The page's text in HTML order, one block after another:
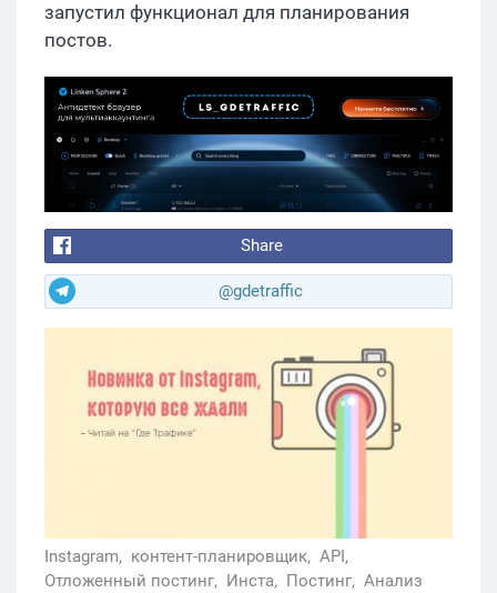
запустил функционал для планирования
постов.
Share
@gdetraffic
Instagram, контент-планировщик, API,
Отложенный постинг, Инста, Постинг, Анализ